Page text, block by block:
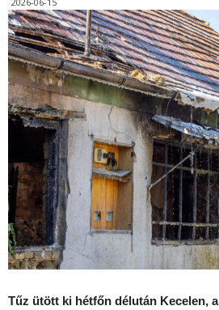
Tűz ütött ki hétfőn délután Kecelen,